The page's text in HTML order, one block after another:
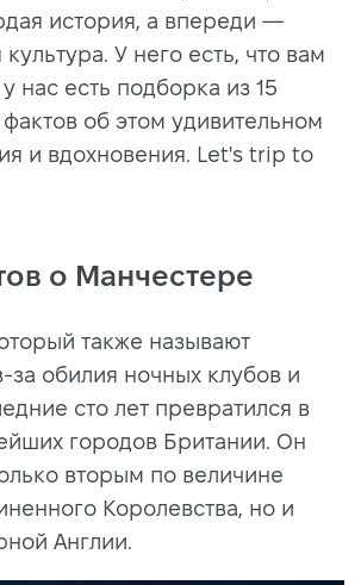
история, а впереди —
У него есть, что вам
нас есть подборка из 15
об этом удивительном
и вдохновения. Let's trip to
о Манчестере
также называют
за обилия ночных клубов и
сто лет превратился в
городов Британии. Он
вторым по величине
Королевства, но и
Англии.